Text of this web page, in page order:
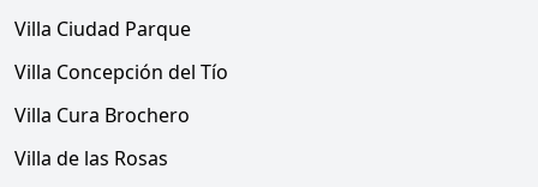
Villa Ciudad Parque
Villa Concepción del Tío
Villa Cura Brochero
Villa de las Rosas